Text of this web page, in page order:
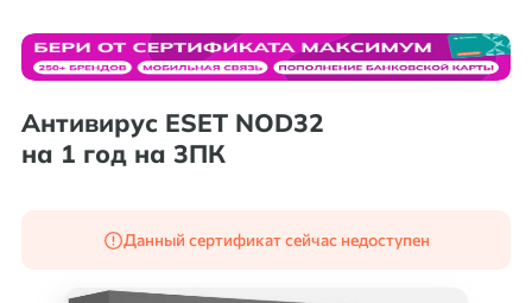
Антивирус ESET NOD32
на 1 год на 3ПК
Данный сертификат сейчас недоступен